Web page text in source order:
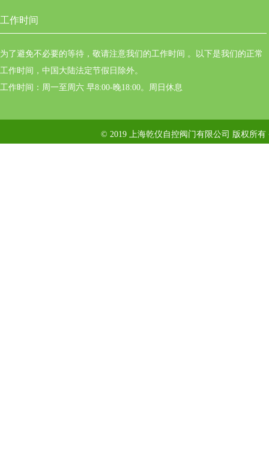
工作时间
为了避免不必要的等待，敬请注意我们的工作时间 。以下是我们的正常
工作时间，中国大陆法定节假日除外。
工作时间：周一至周六 早8:00-晚18:00。周日休息
© 2019 上海乾仪自控阀门有限公司 版权所有